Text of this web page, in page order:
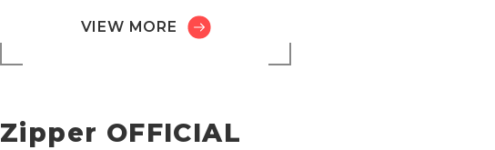
VIEW MORE
Zipper OFFICIAL